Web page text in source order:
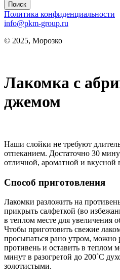
Поиск
Политика конфиденциальности
info@pkm-group.ru
© 2025, Морозко
Лакомка с
джемом
Наши слойки не требуют
отпеканием. Достаточно 30
отличной, ароматной и вкусной
Способ приготовления
Лакомки разложить на
прикрыть салфеткой (во
в теплом месте для увеличения
Чтобы приготовить свежие
просыпаться рано утром, можно
противень и оставить в теплом
минут в разогретой до 200˚С
золотистыми.